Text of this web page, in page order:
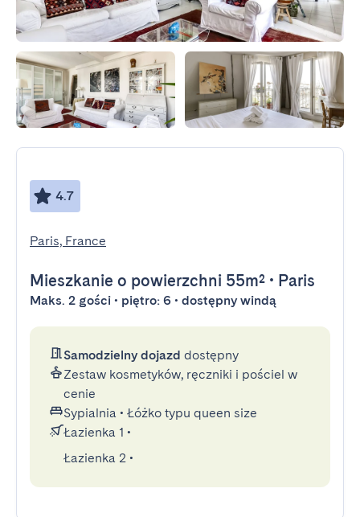
4.7
Paris, France
Mieszkanie o powierzchni 55m² • Paris
Maks. 2 gości • piętro: 6 • dostępny windą
Samodzielny dojazd dostępny
Zestaw kosmetyków, ręczniki i pościel w
cenie
Sypialnia • Łóżko typu queen size
Łazienka 1 •
Łazienka 2 •